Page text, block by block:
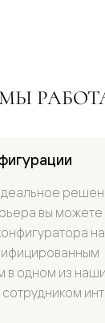
вы можете
одном из